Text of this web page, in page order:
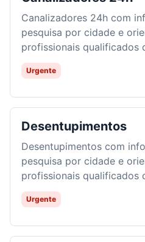
Canalizadores 24h com
pesquisa por cidade e
profissionais qualificados
Urgente
Desentupimentos
Desentupimentos com
pesquisa por cidade e
profissionais qualificados
Urgente